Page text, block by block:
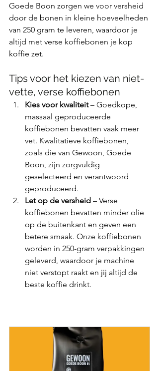
Goede Boon zorgen we voor versheid
door de bonen in kleine hoeveelheden
van 250 gram te leveren, waardoor je
altijd met verse koffiebonen je kop
koffie zet.
Tips voor het kiezen van niet-
vette, verse koffiebonen
Kies voor kwaliteit – Goedkope,
massaal geproduceerde
koffiebonen bevatten vaak meer
vet. Kwalitatieve koffiebonen,
zoals die van Gewoon, Goede
Boon, zijn zorgvuldig
geselecteerd en verantwoord
geproduceerd.
Let op de versheid – Verse
koffiebonen bevatten minder olie
op de buitenkant en geven een
betere smaak. Onze koffiebonen
worden in 250-gram verpakkingen
geleverd, waardoor je machine
niet verstopt raakt en jij altijd de
beste koffie drinkt.